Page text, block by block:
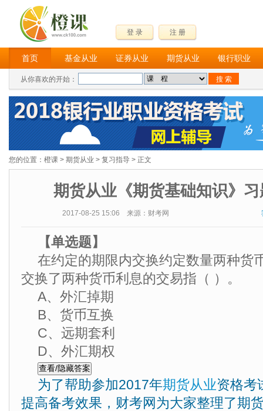
登 录 注 册
首页 基金从业 证券从业 期货从业 银行职业
从你喜欢的开始：
您的位置： 橙课 > 期货从业 > 复习指导 > 正文
期货从业《期货基础知识》
2017-08-25 15:06 来源：财考网
【单选题】
在约定的期限内交换约定数量两种货
交换了两种货币利息的交易指（ ）。
A、外汇掉期
B、货币互换
C、远期套利
D、外汇期权
为了帮助参加2017年期货从业资格考
提高备考效果，财考网为大家整理了期